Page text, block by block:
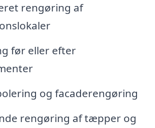
rengøring af
før eller efter
og facaderengøring
rengøring af tæpper og